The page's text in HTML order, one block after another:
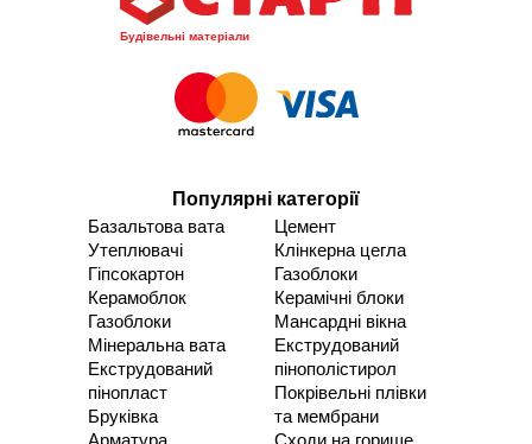
Будівельні матеріали
Популярні категорії
Базальтова вата
Утеплювачі
Гіпсокартон
Керамоблок
Газоблоки
Мінеральна вата
Екструдований
пінопласт
Бруківка
Арматура
Цемент
Клінкерна цегла
Газоблоки
Керамічні блоки
Мансардні вікна
Екструдований
пінополістирол
Покрівельні плівки
та мембрани
Сходи на горище